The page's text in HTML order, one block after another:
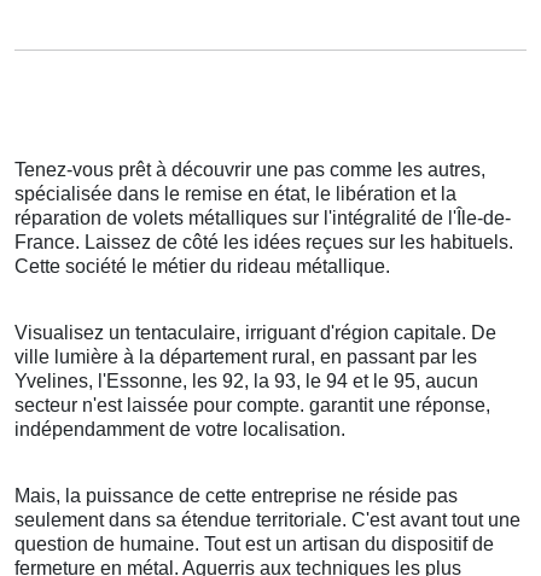
Tenez-vous prêt à découvrir une pas comme les autres,
spécialisée dans le remise en état, le libération et la
réparation de volets métalliques sur l'intégralité de l'Île-de-
France. Laissez de côté les idées reçues sur les habituels.
Cette société le métier du rideau métallique.
Visualisez un tentaculaire, irriguant d'région capitale. De
ville lumière à la département rural, en passant par les
Yvelines, l'Essonne, les 92, la 93, le 94 et le 95, aucun
secteur n'est laissée pour compte. garantit une réponse,
indépendamment de votre localisation.
Mais, la puissance de cette entreprise ne réside pas
seulement dans sa étendue territoriale. C'est avant tout une
question de humaine. Tout est un artisan du dispositif de
fermeture en métal. Aguerris aux techniques les plus